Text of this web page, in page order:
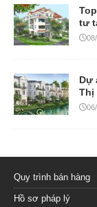
tư
Dự
Thị
Quy trình bán hàng
Hồ sơ pháp lý